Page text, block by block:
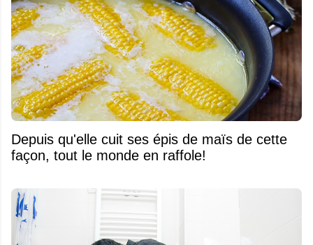
Depuis qu'elle cuit ses épis de maïs de cette
façon, tout le monde en raffole!